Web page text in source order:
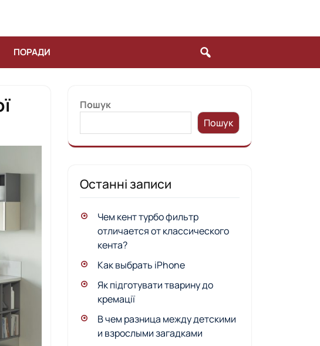
ПОРАДИ
Пошук
Пошук
Останні записи
Чем кент турбо фильтр
отличается от классического
кента?
Как выбрать iPhone
Як підготувати тварину до
кремації
В чем разница между детскими
и взрослыми загадками